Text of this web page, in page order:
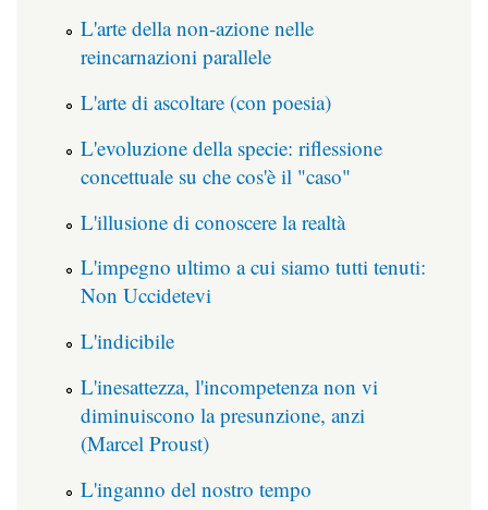
L'arte della non-azione nelle
reincarnazioni parallele
L'arte di ascoltare (con poesia)
L'evoluzione della specie: riflessione
concettuale su che cos'è il "caso"
L'illusione di conoscere la realtà
L'impegno ultimo a cui siamo tutti tenuti:
Non Uccidetevi
L'indicibile
L'inesattezza, l'incompetenza non vi
diminuiscono la presunzione, anzi
(Marcel Proust)
L'inganno del nostro tempo